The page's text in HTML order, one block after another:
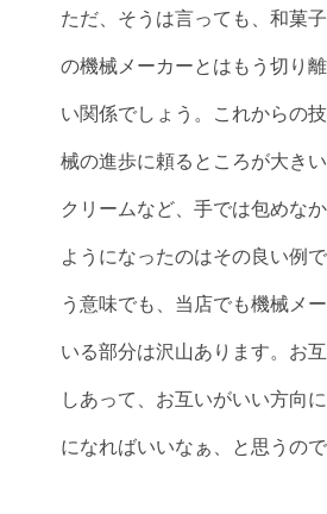
ただ、そうは言っても、和菓
の機械メーカーとはもう切り
い関係でしょう。これからの
械の進歩に頼るところが大き
クリームなど、手では包めな
ようになったのはその良い例
う意味でも、当店でも機械メ
いる部分は沢山あります。お
しあって、お互いがいい方向
になればいいなぁ、と思うので